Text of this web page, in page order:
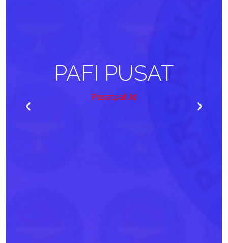
PAFI PUSAT
Pusatpafi.id
‹ ›